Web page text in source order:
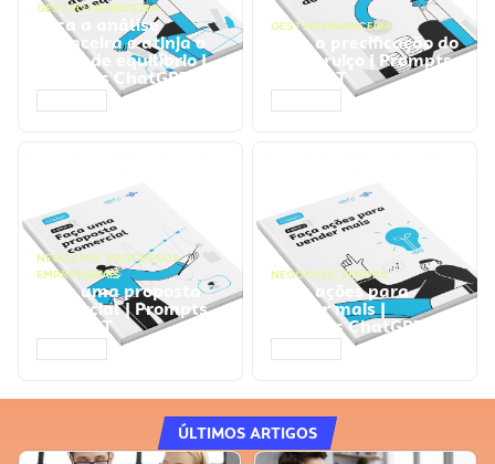
GESTÃO FINANCEIRA
Faça a análise
financeira e atinja o
ponto de equilíbrio |
Prompts ChatGPT
GESTÃO FINANCEIRA
Faça a precificação do
seu serviço | Prompts
ChatGPT
NEGÓCIOS, PROCESSOS
EMPRESARIAIS
Faça uma proposta
comercial | Prompts
ChatGPT
NEGÓCIOS, VENDAS
Faça ações para
vender mais |
Prompts ChatGPT
ÚLTIMOS ARTIGOS